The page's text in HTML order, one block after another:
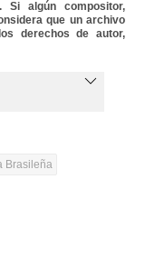
algún compositor,
que un archivo
derechos de autor,
Brasileña